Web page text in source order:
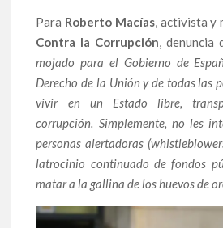
Para Roberto Macías, activista y
Contra la Corrupción, denuncia
mojado para el Gobierno de
Derecho de la Unión y de todas las
vivir en un Estado libre,
corrupción. Simplemente, no les
personas alertadoras
latrocinio continuado de fondos
matar a la gallina de los huevos de